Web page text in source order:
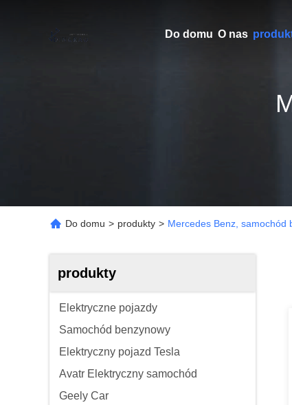
Do domu O nas
Do domu > produkty > Mercedes Benz, samochód
produkty
Elektryczne pojazdy
Samochód benzynowy
Elektryczny pojazd Tesla
Avatr Elektryczny samochód
Geely Car